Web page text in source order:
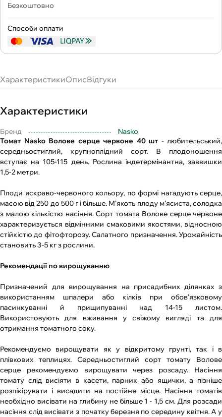
Безкоштовно
Способи оплати
ХарактеристикиОписВідгуки
Характеристики
Бренд
Nasko
Томат Nasko Волове серце червоне 40 шт - любительський,
середньостиглий, крупноплідний сорт. В плодоношення
вступає на 105-115 день. Рослина індетермінантна, заввишки
1,5-2 метри.
Плоди яскраво-червоного кольору, по формі нагадують серце,
масою від 250 до 500 г і більше. М’якоть плоду м’ясиста, солодка
з малою кількістю насіння. Сорт томата Волове серце червоне
характеризується відмінними смаковими якостями, відносною
стійкістю до фітофторозу. Салатного призначення. Урожайність
становить 3-5 кг з рослини.
Рекомендації по вирощуванню
Призначений для вирощування на присадибних ділянках з
використанням шпалери або кілків при обов'язковому
пасинкуванні й прищипуванні над 14-15 листом.
Використовують для вживання у свіжому вигляді та для
отримання томатного соку.
Рекомендуємо вирощувати як у відкритому грунті, так і в
плівкових теплицях. Середньостиглий сорт томату Волове
серце рекомендуємо вирощувати через розсаду. Насіння
томату слід висіяти в касети, парник або ящички, а пізніше
розпікірувати і висадити на постійне місце. Насіння томатів
необхідно висівати на глибину не більше 1 - 1,5 см. Для розсади
насіння слід висівати з початку березня по середину квітня. А у